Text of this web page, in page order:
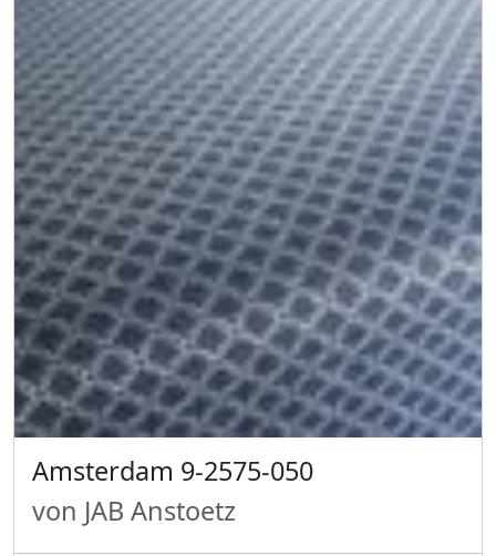
Amsterdam 9-2575-050
von JAB Anstoetz